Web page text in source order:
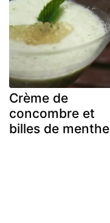
Crème de
concombre et
billes de menthe